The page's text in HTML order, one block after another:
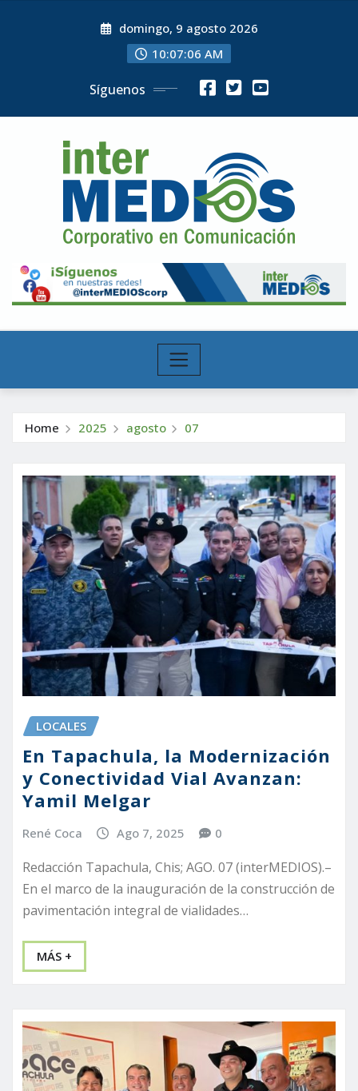
domingo, 9 agosto 2026
10:07:07 AM
Síguenos
Home 2025 agosto 07
LOCALES
En Tapachula, la Modernización
y Conectividad Vial Avanzan:
Yamil Melgar
René Coca Ago 7, 2025 0
Redacción Tapachula, Chis; AGO. 07 (interMEDIOS).–
En el marco de la inauguración de la construcción de
pavimentación integral de vialidades…
MÁS +